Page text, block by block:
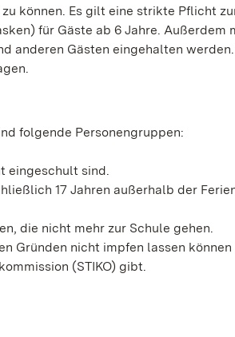
können. Es gilt eine strikte Pflicht
für Gäste ab 6 Jahre. Außerdem
anderen Gästen eingehalten werden.
folgende Personengruppen:
eingeschult sind.
17 Jahren außerhalb der
die nicht mehr zur Schule gehen.
Gründen nicht impfen lassen
(STIKO) gibt.